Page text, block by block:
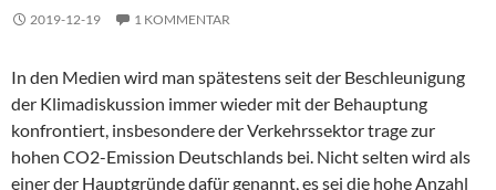
2019-12-19 1 KOMMENTAR
In den Medien wird man spätestens seit der Beschleunigung
der Klimadiskussion immer wieder mit der Behauptung
konfrontiert, insbesondere der Verkehrssektor trage zur
hohen CO2-Emission Deutschlands bei. Nicht selten wird als
einer der Hauptgründe dafür genannt, es sei die hohe Anzahl